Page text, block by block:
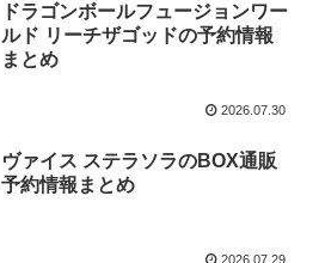
ドラゴンボールフュージョンワー
ルド リーチザゴッドの予約情報
まとめ
2026.07.30
ヴァイス ステラソラのBOX通販
予約情報まとめ
2026.07.29